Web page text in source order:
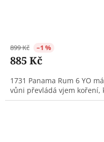
899 Kč –1 %
885 Kč
1731 Panama Rum 6 YO
vůni převládá vjem koření,